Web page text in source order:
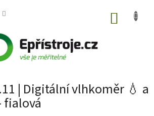
| Digitální vlhkoměr 💧 a